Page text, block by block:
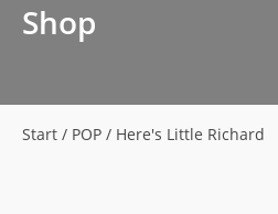
Shop
Start / POP / Here's Little Richard